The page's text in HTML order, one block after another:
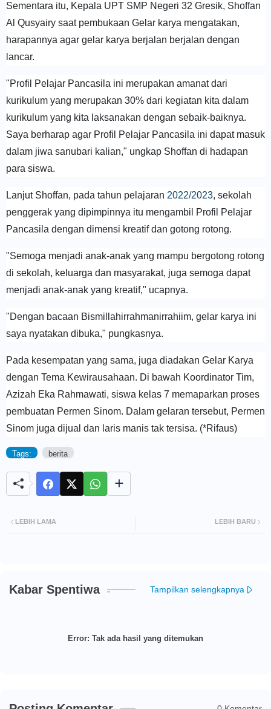
Sementara itu, Kepala UPT SMP Negeri 32 Gresik, Shoffan
Al Qusyairy saat pembukaan Gelar karya mengatakan,
harapannya agar gelar karya berjalan berjalan dengan
lancar.
"Profil Pelajar Pancasila ini merupakan amanat dari
kurikulum yang merupakan 30% dari kegiatan kita dalam
kurikulum yang kita laksanakan dengan sebaik-baiknya.
Saya berharap agar Profil Pelajar Pancasila ini dapat masuk
dalam jiwa sanubari kalian," ungkap Shoffan di hadapan
para siswa.
Lanjut Shoffan, pada tahun pelajaran 2022/2023, sekolah
penggerak yang dipimpinnya itu mengambil Profil Pelajar
Pancasila dengan dimensi kreatif dan gotong rotong.
"Semoga menjadi anak-anak yang mampu bergotong rotong
di sekolah, keluarga dan masyarakat, juga semoga dapat
menjadi anak-anak yang kreatif," ucapnya.
"Dengan bacaan Bismillahirrahmanirrahiim, gelar karya ini
saya nyatakan dibuka," pungkasnya.
Pada kesempatan yang sama, juga diadakan Gelar Karya
dengan Tema Kewirausahaan. Di bawah Koordinator Tim,
Azizah Eka Rahmawati, siswa kelas 7 memaparkan proses
pembuatan Permen Sinom. Dalam gelaran tersebut, Permen
Sinom juga dijual dan laris manis tak tersisa. (*Rifaus)
Tags: berita
LEBIH BARU
LEBIH LAMA
Kabar Spentiwa Tampilkan selengkapnya
Error: Tak ada hasil yang ditemukan